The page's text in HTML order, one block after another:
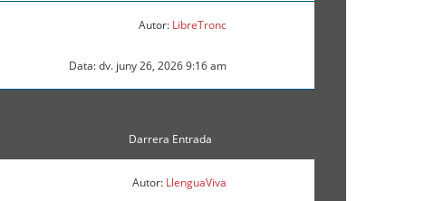
Autor: LibreTronc
Data: dv. juny 26, 2026 9:16 am
Darrera Entrada
Autor: LlenguaViva